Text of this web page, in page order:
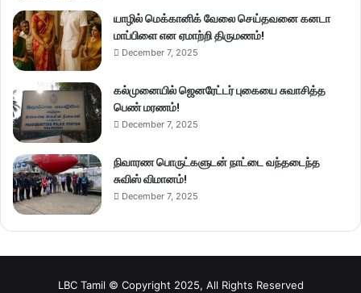
யாழில் மெக்கானிக் வேலை செய்தவனை கனடா
மாப்பிளை என ஏமாற்றி திருமணம்!
December 7, 2025
கல்முனையில் ஜெனரேட்டர் புகையை சுவாசித்த
பெண் மரணம்!
December 7, 2025
நிவாரண பொருட்களுடன் நாட்டை வந்தடைந்த
சுவிஸ் விமானம்!
December 7, 2025
LBC Tamil © Copyright 2025, All Rights Reserved